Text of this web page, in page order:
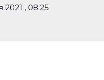
2021 , 08:25